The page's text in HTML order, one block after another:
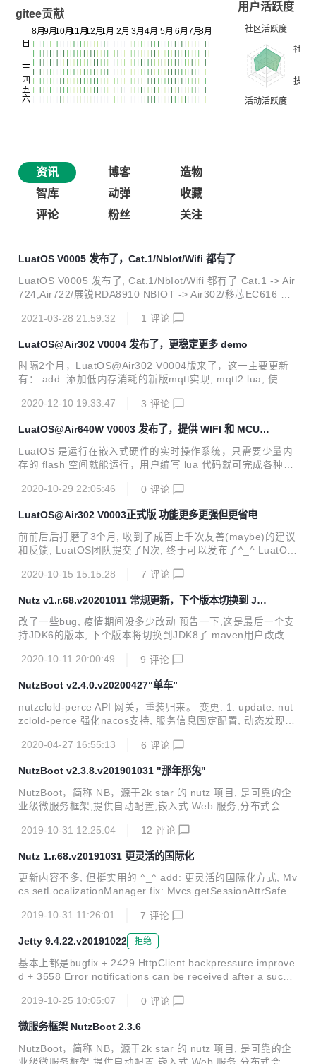
gitee贡献
用户活跃度
资讯 博客
造物
智库
动弹
收藏
评论
粉丝 关注
LuatOS V0005 发布了，Cat.1/NbIot/Wifi 都有了
LuatOS V0005 发布了, Cat.1/NbIot/Wifi 都有了 Cat.1 -> Air
724,Air722/展锐RDA8910 NBIOT -> Air302/移芯EC616 Wif
层设计 没有虚拟AT接口, 没有ril库, 没有AT命令的解析与回调,
超越AT的信仰, 绕过sdk的AT框架, 实现一整套与AT engine平
行的LuatOS engine. API调用更快捷高效, 内存更省, 逻辑更
清晰, 扩展性更好 基于Lua 5.3, 支...
2021-03-28 21:59:32 1 评论
LuatOS@Air302 V0004 发布了，更稳定更多 demo
时隔2个月，LuatOS@Air302 V0004版来了，这一主要更新
有： add: 添加低内存消耗的新版mqtt实现, mqtt2.lua, 使用
置方法, 详情看nbiot库的api add: json库支持设置浮点数格式
os设备跟踪服务的demo merge: 合并上游sdk v001.034.202
01120 update:ctiot默认启用UQ MODE缓存数据 fix: gpio中
断和上拉的bug fix: 在内存爆...
2020-12-10 19:33:47 3 评论
LuatOS@Air640W V0003 发布了，提供 WIFI 和 MCU
两种模式的固件
LuatOS 是运行在嵌入式硬件的实时操作系统，只需要少量内
存的 flash 空间就能运行，用户编写 lua 代码就可完成各种功
当前已支持多款NBIOT/WIFI/4G模块(介于芯片与最终产品之
板, LuatOS能跑在几块钱的板子上(比一杯咖啡/奶茶还便宜^_
^), 而且能运行得很好. ---------------------------------一条神秘
的分割线-----------------------------------------------------...
2020-10-29 22:05:46 0 评论
LuatOS@Air302 V0003正式版 功能更多更强但更省电
前前后后打磨了3个月, 收到了成百上千次友善(maybe)的建议
和反馈, LuatOS团队提交了N次, 终于可以发布了^_^ LuatOS
NB-IOT联网, 超低功耗, 价格便宜,一个锂亚电池跑几年不是事
把GPIO19设置为输出模式,上拉,初始电平为低电平(0代表低电
平,1代表高电平) local netled = gpio.setup(19, 0, gpio.PULL
UP) sys.taskInit...
2020-10-15 15:15:28 7 评论
Nutz v1.r.68.v20201011 常规更新，下个版本切换到 JD
K 8
改了一些bug, 疫情期间没多少改动 预告一下,这是最后一个支
持JDK6的版本, 下个版本将切换到JDK8了 maven用户改改版
z.cn/artifactory/libs-release/org/nutz/nutz/ 或者 码云里下载
2020-10-11 20:00:49 9 评论
NutzBoot v2.4.0.v20200427“单车”
nutzclold-perce API 网关，重装归来。 变更: 1. update: nut
zclold-perce 强化nacos支持, 服务信息固定配置, 动态发现新
3. update: jetty支持更详细的cookie控制 更新说明：https://g
2020-04-27 16:55:13 6 评论
NutzBoot v2.3.8.v201901031 "那年那兔"
NutzBoot，简称 NB，源于2k star 的 nutz 项目, 是可靠的企
业级微服务框架,提供自动配置,嵌入式 Web 服务,分布式会话,
可一个完善的微服务进程. 已经在几十家企业深度使用, 码云
善的 git 提交日志,响应及时的 issue 系统,随时秒回的问答社
区^_^ 本次更新带来: 新增了几个实用的demo, 更新了几个核
心的组件, 特别是dubbo和seata 时间: 2019-10-31 曲目: 那
年那兔那些事-第一季 兼容性: 兼容2.0.x/2...
2019-10-31 12:25:04 12 评论
Nutz 1.r.68.v20191031 更灵活的国际化
更新内容不多, 但挺实用的 ^_^ add: 更灵活的国际化方式, Mv
cs.setLocalizationManager fix: Mvcs.getSessionAttrSafe在
2019-10-31 11:26:01
7 评论
Jetty 9.4.22.v20191022 拒绝
基本上都是bugfix + 2429 HttpClient backpressure improve
d + 3558 Error notifications can be received after a succe
Exception instead of SSLHandshakeException on certifica
tion: Invalid for read ...
2019-10-25 10:05:07 0 评论
微服务框架 NutzBoot 2.3.6
NutzBoot，简称 NB，源于2k star 的 nutz 项目, 是可靠的企